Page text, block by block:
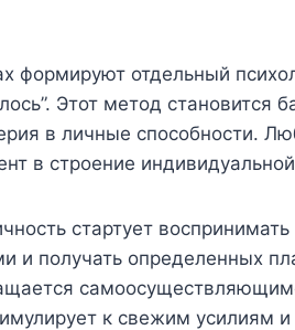
формируют отдельный
Этот метод становится
в личные способности.
в строение
стартует воспринимать
и получать определенных
к свежим усилиям и